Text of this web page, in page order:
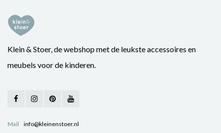
Klein & Stoer, de webshop met de leukste accessoires en
meubels voor de kinderen.
Mail info@kleinenstoer.nl